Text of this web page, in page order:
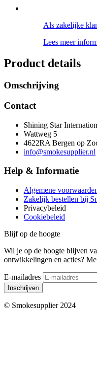
Als zakelijke
Lees meer
Product details
Omschrijving
Contact
Shining Star
Wattweg 5
4622RA Bergen op
info@smokesupplier.nl
Help & Informatie
Algemene
Zakelijk bestellen bij
Privacybeleid
Cookiebeleid
Blijf op de hoogte
Wil je op de hoogte blijven
ontwikkelingen en acties?
E-mailadres
Inschrijven
© Smokesupplier 2024